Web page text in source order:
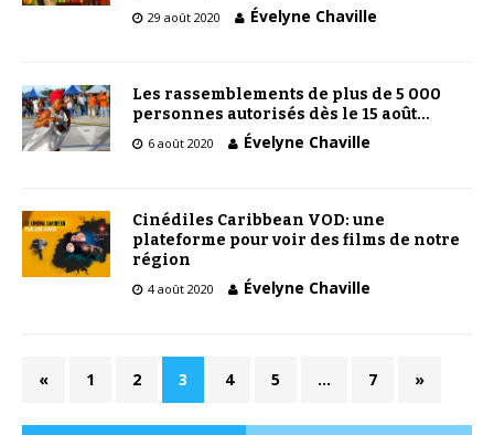
29 août 2020 Évelyne Chaville
Les rassemblements de plus de 5 000
personnes autorisés dès le 15 août…
6 août 2020 Évelyne Chaville
Cinédiles Caribbean VOD: une
plateforme pour voir des films de notre
région
4 août 2020 Évelyne Chaville
« 1 2 3 4 5 … 7 »